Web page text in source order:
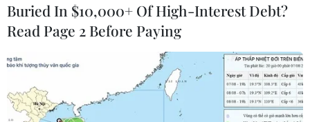
Buried In $10,000+ Of High-Interest Debt?
Read Page 2 Before Paying